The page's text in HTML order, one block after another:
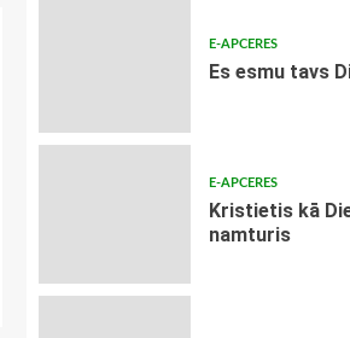
E-APCERES
Es esmu tavs
E-APCERES
Kristietis kā
namturis